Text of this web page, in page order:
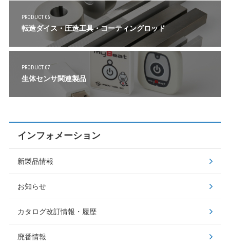
PRODUCT 06
転造ダイス・圧造工具・コーティングロッド
PRODUCT 07
生体センサ関連製品
インフォメーション
新製品情報
お知らせ
カタログ改訂情報・履歴
廃番情報